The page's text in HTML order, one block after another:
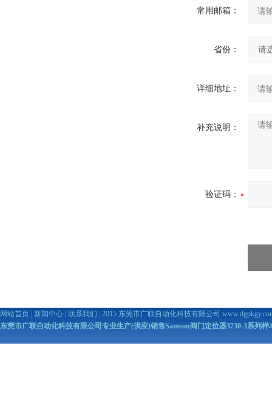
常用邮箱：
省份：
详细地址：
补充说明：
验证码：
网站首页 新闻中心 联系我们 | 2015 东莞市广联自动化科技有限公司
东莞市广联自动化科技有限公司专业生产(供应)销售Samson阀门定位器3730-3系列